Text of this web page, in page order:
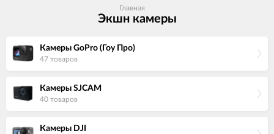
Главная
Экшн камеры
Камеры GoPro (Гоу Про)
47 товаров
Камеры SJCAM
40 товаров
Камеры DJI